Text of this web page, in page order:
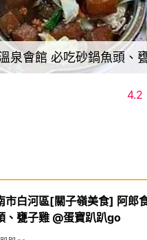
泉會館 必吃砂鍋魚頭、
4.2
市白河區[關子嶺美食] 阿郎
、甕子雞 @蛋寶趴趴go